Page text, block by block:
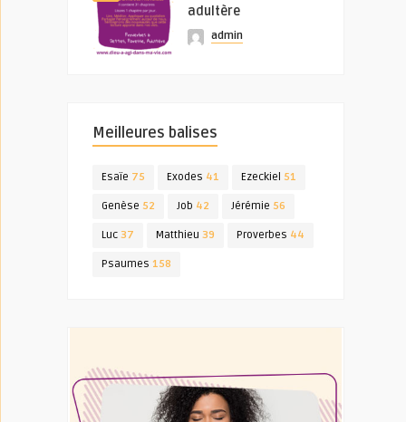
adultère
admin
Meilleures balises
Esaïe 75 Exodes 41 Ezeckiel 51
Genèse 52 Job 42 Jérémie 56
Luc 37 Matthieu 39 Proverbes 44
Psaumes 158